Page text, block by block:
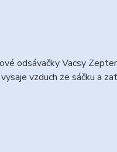
odsávačky Vacsy
vzduch ze sáčku a